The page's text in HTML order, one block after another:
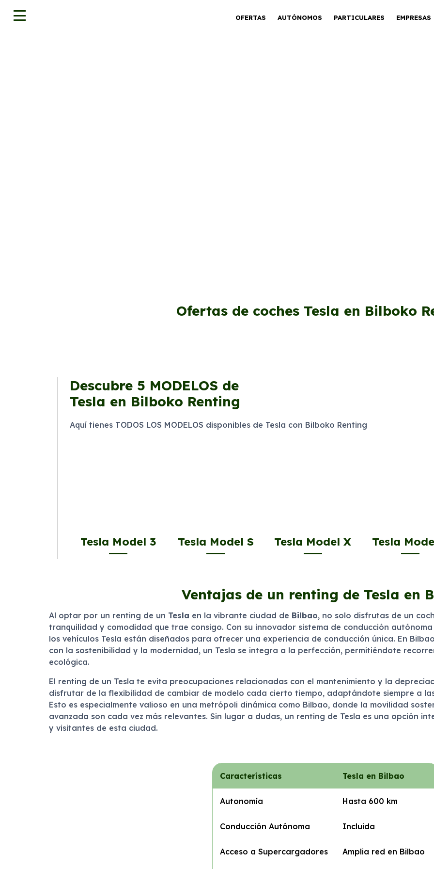
OFERTAS AUTÓNOMOS PARTICULARES EMPRESAS
Ofertas de coches Tesla en Bilboko
Descubre 5 MODELOS de
Tesla en Bilboko Renting
Aquí tienes TODOS LOS MODELOS disponibles de Tesla con Bilboko Renting
Tesla Model 3 Tesla Model S Tesla Model X Tesla
Ventajas de un renting de Tesla en
Al optar por un renting de un Tesla en la vibrante ciudad de Bilbao, no solo disfrutas de un
tranquilidad y comodidad que trae consigo. Con su innovador sistema de conducción
los vehículos Tesla están diseñados para ofrecer una experiencia de conducción única. En
con la sostenibilidad y la modernidad, un Tesla se integra a la perfección, permitiéndote
ecológica.
El renting de un Tesla te evita preocupaciones relacionadas con el mantenimiento y la
disfrutar de la flexibilidad de cambiar de modelo cada cierto tiempo, adaptándote siempre a
Esto es especialmente valioso en una metrópoli dinámica como Bilbao, donde la movilidad
avanzada son cada vez más relevantes. Sin lugar a dudas, un renting de Tesla es una opción
y visitantes de esta ciudad.
Características Tesla en Bilbao
Autonomía Hasta 600 km
Conducción Autónoma Incluida
Acceso a Supercargadores Amplia red en Bilbao